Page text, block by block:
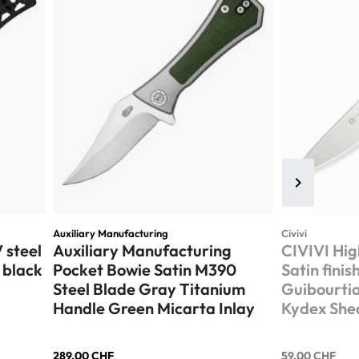
Suivant
keyboard_arrow_right
steel
black
Auxiliary Manufacturing
Auxiliary Manufacturing
Pocket Bowie Satin M390
Steel Blade Gray Titanium
Handle Green Micarta Inlay
289,00 CHF
Civivi
CIVIVI
Satin
Kydex
59,00 CHF